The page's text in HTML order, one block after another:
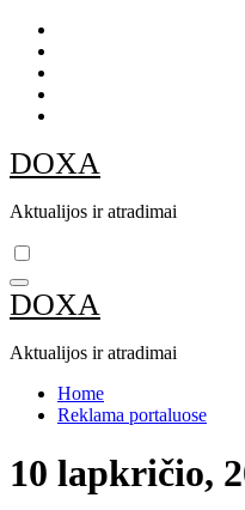
Skip
content
DOXA
Aktualijos ir atradimai
DOXA
Aktualijos ir atradimai
Home
Reklama portaluose
10 lapkričio,